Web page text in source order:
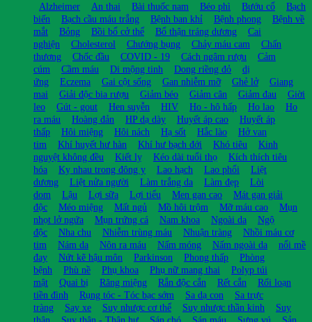
Alzheimer An thai Bài thuốc nam Béo phì Bướu cổ
Bạch
biến
Bạch cầu máu trắng Bệnh ban khỉ Bệnh phong
Bệnh về
mắt
Bỏng Bồi bổ cở thể Bổ thận tráng dương
Cai
nghiện
Cholesterol Chướng bụng Chảy máu cam
Chấn
thương
Chốc đầu COVID - 19 Cách ngâm rượu
Cảm
cúm
Cầm máu Di mộng tinh Dong riềng đỏ
dị
ứng
Eczema Gai cột sống Gan nhiễm mỡ Ghẻ lở
Giang
mai
Giải độc bia rượu Giảm béo Giảm cân Giảm đau
Giời
leo
Gút - gout Hen suyễn HIV Ho - hô hấp Ho lao
Ho
ra máu
Hoàng đản HP dạ dày Huyết áp cao
Huyết áp
thấp
Hôi miệng Hôi nách Hạ sốt Hắc lào
Hở van
tim
Khí huyết hư hàn Khí hư bạch đới Khó tiêu
Kinh
nguyệt không đều
Kiết lỵ Kéo dài tuổi thọ
Kích thích tiêu
hóa
Kỵ nhau trong đông y Lao hạch Lao phổi
Liệt
dương
Liệt nửa người Làm trắng da Làm đẹp
Lòi
dom
Lậu Lợi sữa Lợi tiểu Men gan cao
Mát gan giải
độc
Méo miệng Mất ngủ Mồ hôi trộm Mỡ máu cao
Mụn
nhọt lở ngứa
Mụn trứng cá Nam khoa Ngoài da
Ngộ
độc
Nha chu Nhiễm trùng máu Nhuận tràng
Nhồi máu cơ
tim
Nám da Nôn ra máu Nấm móng Nấm ngoài da
nổi mề
đay
Nứt kẽ hậu môn Parkinson Phong thấp
Phòng
bệnh
Phù nề Phụ khoa Phụ nữ mang thai
Polyp túi
mật
Quai bị Răng miệng Rắn độc cắn Rết cắn
Rối loạn
tiền đình
Rụng tóc - Tóc bạc sớm Sa dạ con
Sa trực
tràng
Say xe Suy nhược cơ thể Suy nhược thần kinh
Suy